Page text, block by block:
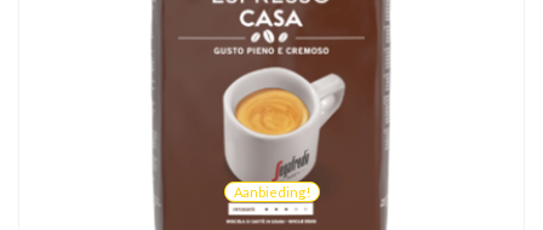
Aanbieding!